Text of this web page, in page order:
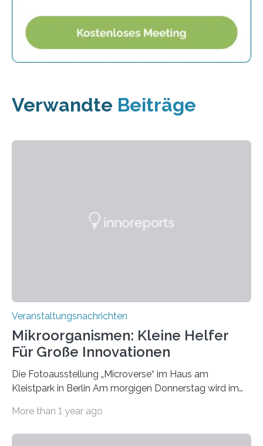
Verwandte Beiträge
Veranstaltungsnachrichten
Mikroorganismen: Kleine Helfer
Für Große Innovationen
Die Fotoausstellung „Microverse“ im Haus am
Kleistpark in Berlin Am morgigen Donnerstag wird im
„Microverse“ mit Arbeiten der Fotografin Kathrin
More than 1 year ago